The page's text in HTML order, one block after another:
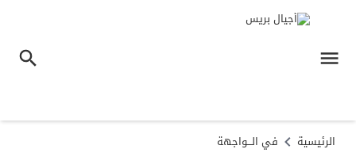
الرئيسية في الـــواجهة